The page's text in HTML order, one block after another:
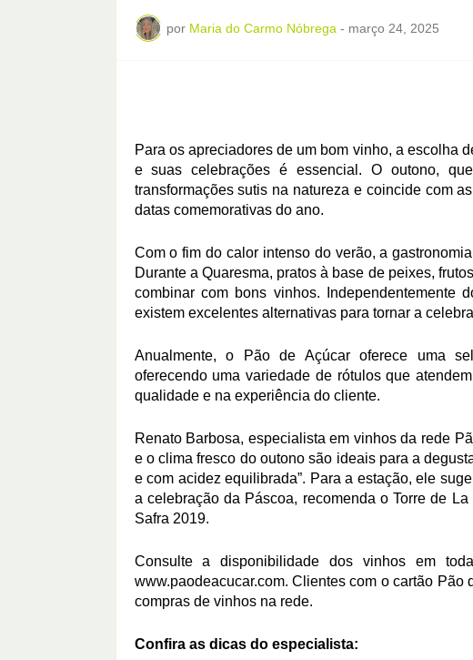
por Maria do Carmo Nóbrega - março 24, 2025
Para os apreciadores de um bom vinho, a escolha
e suas celebrações é essencial. O outono,
transformações sutis na natureza e coincide com
datas comemorativas do ano.
Com o fim do calor intenso do verão, a
Durante a Quaresma, pratos à base de peixes,
combinar com bons vinhos. Independentemente
existem excelentes alternativas para tornar a
Anualmente, o Pão de Açúcar oferece uma
oferecendo uma variedade de rótulos que
qualidade e na experiência do cliente.
Renato Barbosa, especialista em vinhos da rede
e o clima fresco do outono são ideais para a
e com acidez equilibrada”. Para a estação, ele
a celebração da Páscoa, recomenda o Torre de
Safra 2019.
Consulte a disponibilidade dos vinhos em
www.paodeacucar.com. Clientes com o cartão Pão
compras de vinhos na rede.
Confira as dicas do especialista: